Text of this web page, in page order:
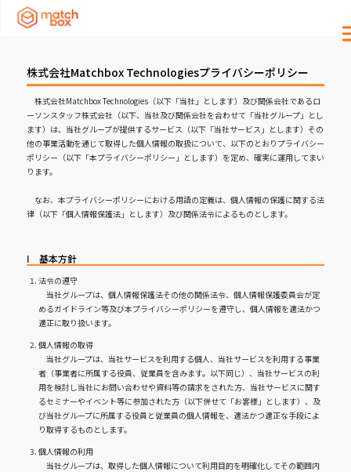
株式会社Matchbox Technologiesプライバシーポリシー
株式会社Matchbox Technologies（以下「当社」とします）及び関係会社であるロ
ーソンスタッフ株式会社（以下、当社及び関係会社を合わせて「当社グループ」とし
ます）は、当社グループが提供するサービス（以下「当社サービス」とします）その
他の事業活動を通じて取得した個人情報の取扱について、以下のとおりプライバシー
ポリシー（以下「本プライバシーポリシー」とします）を定め、確実に運用してまい
ります。
なお、本プライバシーポリシーにおける用語の定義は、個人情報の保護に関する法
律（以下「個人情報保護法」とします）及び関係法令によるものとします。
Ⅰ 基本方針
法令の遵守
当社グループは、個人情報保護法その他の関係法令、個人情報保護委員会が定
めるガイドライン等及び本プライバシーポリシーを遵守し、個人情報を適法かつ
適正に取り扱います。
個人情報の取得
当社グループは、当社サービスを利用する個人、当社サービスを利用する事業
者（事業者に所属する役員、従業員を含みます。以下同じ）、当社サービスの利
用を検討し当社にお問い合わせや資料等の請求をされた方、当社サービスに関す
るセミナーやイベント等に参加された方（以下併せて「お客様」とします）、及
び当社グループに所属する役員と従業員の個人情報を、適法かつ適正な手段によ
り取得するものとします。
個人情報の利用
当社グループは、取得した個人情報について利用目的を明確化してその範囲内